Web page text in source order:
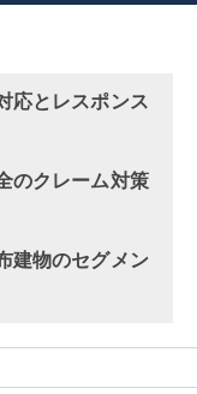
応とレスポンス
のクレーム対策
建物のセグメン